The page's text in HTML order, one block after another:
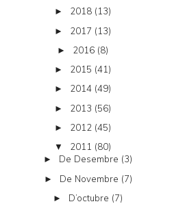
► 2018 (13)
► 2017 (13)
► 2016 (8)
► 2015 (41)
► 2014 (49)
► 2013 (56)
► 2012 (45)
▼ 2011 (80)
► De Desembre (3)
► De Novembre (7)
► D’octubre (7)